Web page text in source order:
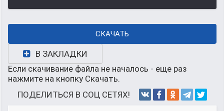
СКАЧАТЬ
В ЗАКЛАДКИ
Если скачивание файла не началось - еще раз
нажмите на кнопку Скачать.
ПОДЕЛИТЬСЯ В СОЦ СЕТЯХ!